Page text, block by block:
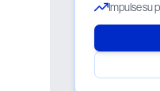
Impulse su